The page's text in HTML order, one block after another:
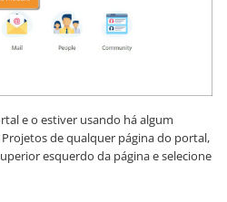
e o estiver usando há algum
de qualquer página do portal,
esquerdo da página e selecione